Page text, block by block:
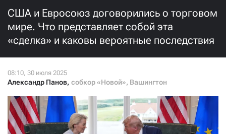
США и Евросоюз договорились о торговом
мире. Что представляет собой эта
«сделка» и каковы вероятные последствия
Александр Панов, собкор «Новой», Вашингтон
3000 1000
Нажимая кнопку «Стать соучастником»,
я принимаю
условия и подтверждаю свое гражданство РФ
СТАТЬ СОУЧАСТНИКОМ